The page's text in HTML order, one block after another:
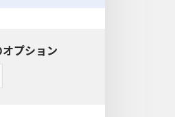
プション